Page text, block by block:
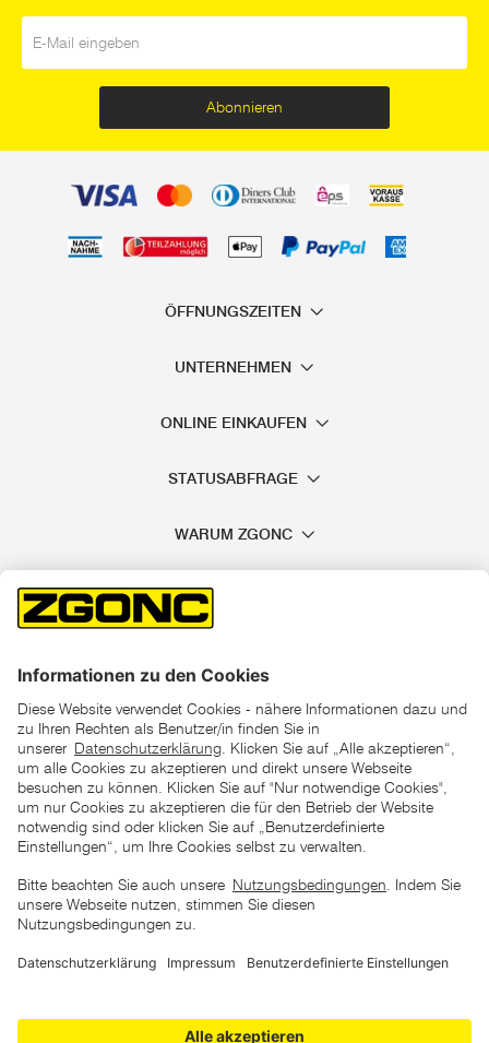
Abonnieren
ÖFFNUNGSZEITEN
UNTERNEHMEN
ONLINE EINKAUFEN
STATUSABFRAGE
WARUM ZGONC
*der "statt"-Preis ist der niedrigste von uns in den letzten 30
Tagen vor Beginn dieser Aktion verlangte Preis
unter den UVP Preisen auf dieser Website sind die
zu verstehen
Copyright © 2026 ZGONC. Alle Rechte vorbehalten.